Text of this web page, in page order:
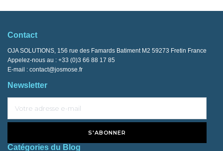
Contact
OJA SOLUTIONS, 156 rue des Famards Batiment M2 59273 Fretin France
Appelez-nous au : +33 (0)3 66 88 17 85
E-mail : contact@josmose.fr
Newsletter
S'ABONNER
Catégories du Blog